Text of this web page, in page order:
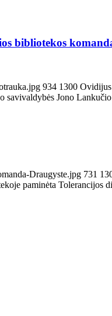
bibliotekos
934 1300
savivaldybės Jono
Draugyste.jpg 731
paminėta Tolerancijos